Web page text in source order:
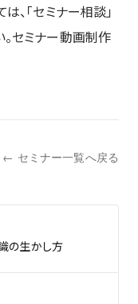
、「セミナー相談」
。セミナー動画制作
← セミナー一覧へ戻る
の生かし方